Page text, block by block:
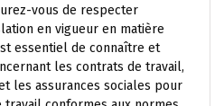
vous de respecter
en vigueur en matière
essentiel de connaître et
les contrats de travail,
les assurances sociales pour